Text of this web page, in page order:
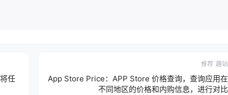
任
推荐 趣站
App Store Price：APP Store 价格查询，查询应用在
不同地区的价格和内购信息，进行对比